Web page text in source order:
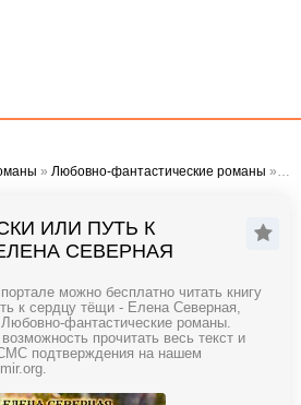
» Любовно-фантастические романы » Дракон и сосиски или Путь к сердцу тёщи - Елена Северная
ИЛИ ПУТЬ К
СЕВЕРНАЯ
можно бесплатно читать книгу
к сердцу тёщи - Елена Северная,
фантастические романы.
прочитать весь текст и
подтверждения на нашем